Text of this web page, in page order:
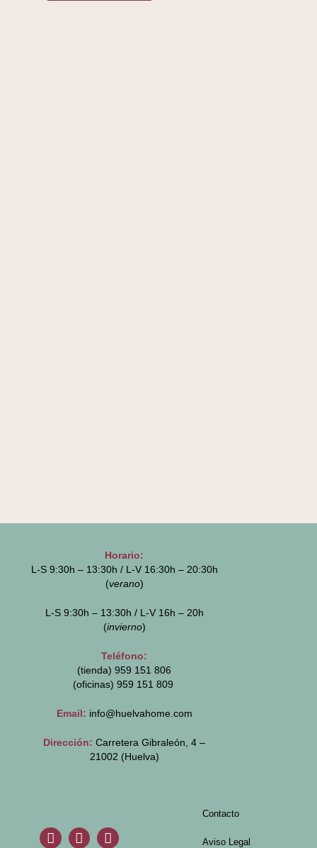
Horario:
L-S 9:30h – 13:30h / L-V 16:30h – 20:30h
(verano)
L-S 9:30h – 13:30h / L-V 16h – 20h
(invierno)
Teléfono:
(tienda) 959 151 806
(oficinas) 959 151 809
Email: info@huelvahome.com
Dirección: Carretera Gibraleón, 4 –
21002 (Huelva)
Contacto
Aviso Legal